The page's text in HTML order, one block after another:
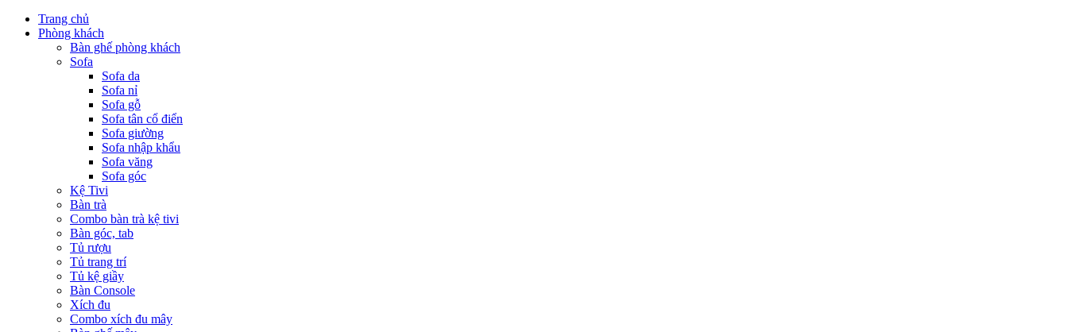
Trang chủ
Phòng khách
Bàn ghế phòng khách
Sofa
Sofa da
Sofa nỉ
Sofa gỗ
Sofa tân cổ điển
Sofa giường
Sofa nhập khẩu
Sofa văng
Sofa góc
Kệ Tivi
Bàn trà
Combo bàn trà kệ tivi
Bàn góc, tab
Tủ rượu
Tủ trang trí
Tủ kệ giầy
Bàn Console
Xích đu
Combo xích đu mây